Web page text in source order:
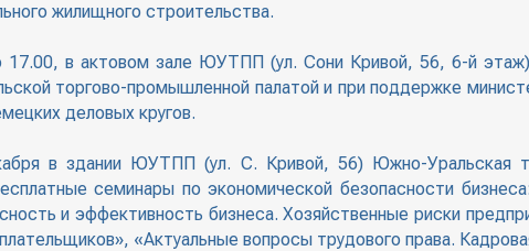
жилищного строительства.
в актовом зале ЮУТПП (ул. Сони Кривой, 56, 6-й
торгово-промышленной палатой и при поддержке
деловых кругов.
в здании ЮУТПП (ул. С. Кривой, 56) Южно-Уральская
семинары по экономической безопасности
и эффективность бизнеса. Хозяйственные риски
«Актуальные вопросы трудового права.